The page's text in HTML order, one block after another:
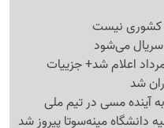
کشوری نیست
سریال می‌شود
شد
آینده مسی در تیم ملی
دانشگاه مینه‌سوتا پیروز شد